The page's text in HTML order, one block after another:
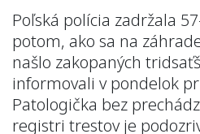
Poľská polícia zadržala
potom, ako sa na
našlo zakopaných
informovali v pondelok
Patologička bez
registri trestov je